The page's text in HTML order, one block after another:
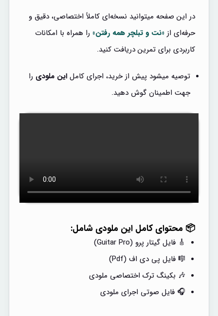
در این صفحه میتوانید نسخه‌ای کاملاً اختصاصی، دقیق و
حرفه‌ای از «نت و تبلچر همه رفتن» را همراه با امکانات
کاربردی برای تمرین دریافت کنید.
توصیه میشود پیش از خرید، اجرای کامل این ملودی را
جهت اطمینان گوش دهید.
📦 محتوای کامل این ملودی شامل:
🎸 فایل گیتار پرو (Guitar Pro)
🎼 فایل پی دی اف (Pdf)
🎶 بکینگ ترک اختصاصی ملودی
🎧 فایل صوتی اجرای ملودی